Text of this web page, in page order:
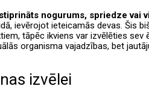
nogurums, spriedze vai
ievērojot ieteicamās devas. Šis
tāpēc ikviens var izvēlēties
organisma vajadzības, bet
izvēlei